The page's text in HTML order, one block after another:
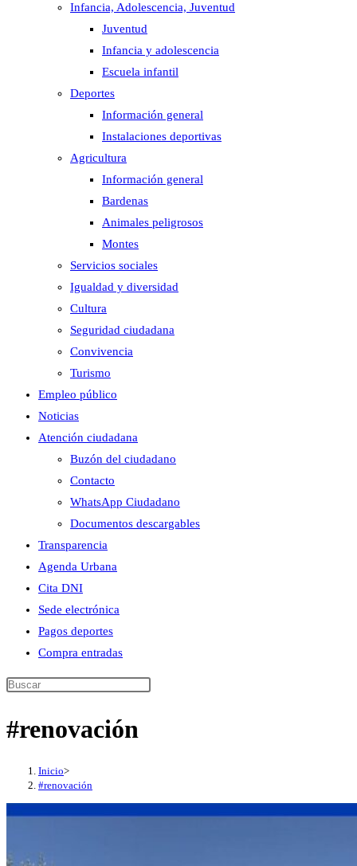
Infancia, Adolescencia, Juventud
Juventud
Infancia y adolescencia
Escuela infantil
Deportes
Información general
Instalaciones deportivas
Agricultura
Información general
Bardenas
Animales peligrosos
Montes
Servicios sociales
Igualdad y diversidad
Cultura
Seguridad ciudadana
Convivencia
Turismo
Empleo público
Noticias
Atención ciudadana
Buzón del ciudadano
Contacto
WhatsApp Ciudadano
Documentos descargables
Transparencia
Agenda Urbana
Cita DNI
Sede electrónica
Pagos deportes
Compra entradas
Buscar
esta
#renovación
Inicio>
#renovación